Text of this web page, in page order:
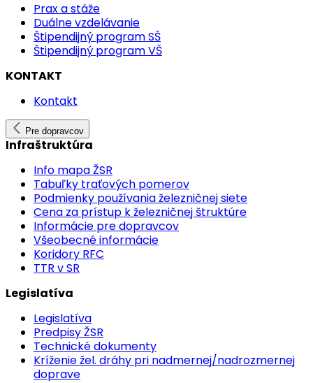
Prax a stáže
Duálne vzdelávanie
Štipendijný program SŠ
Štipendijný program VŠ
KONTAKT
Kontakt
Pre dopravcov
Infraštruktúra
Info mapa ŽSR
Tabuľky traťových pomerov
Podmienky používania železničnej siete
Cena za prístup k železničnej štruktúre
Informácie pre dopravcov
Všeobecné informácie
Koridory RFC
TTR v SR
Legislatíva
Legislatíva
Predpisy ŽSR
Technické dokumenty
Kríženie žel. dráhy pri nadmernej/nadrozmernej
doprave